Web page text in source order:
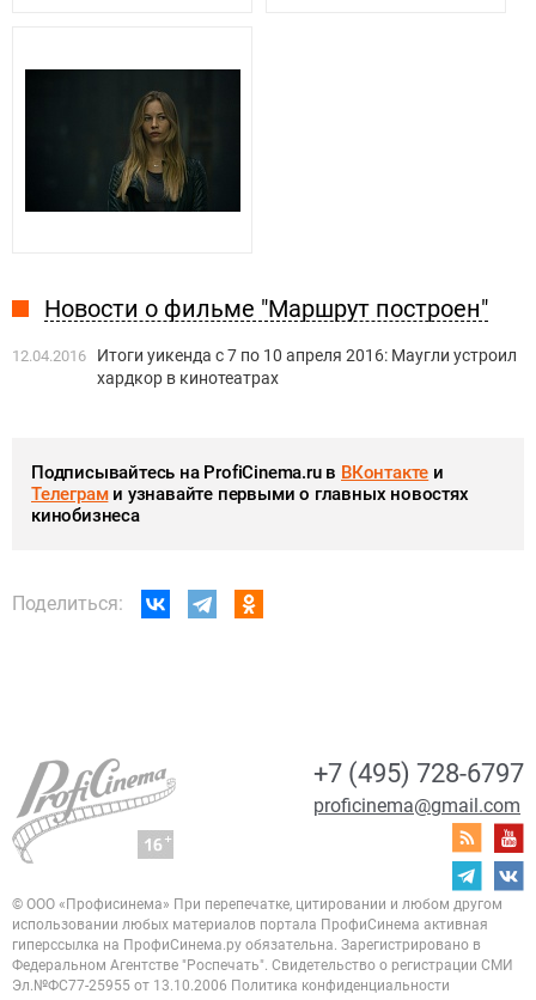
Новости о фильме "Маршрут построен"
12.04.2016
Итоги уикенда с 7 по 10 апреля 2016: Маугли устроил
хардкор в кинотеатрах
Подписывайтесь на ProfiCinema.ru в ВКонтакте и
Телеграми узнавайте первыми о главных новостях
кинобизнеса
Поделиться:
+7 (495) 728-6797
proficinema@gmail.com
© ООО «Профисинема» При перепечатке, цитировании и любом другом
использовании любых материалов портала ПрофиСинема активная
гиперссылка на ПрофиСинема.ру обязательна. Зарегистрировано в
Федеральном Агентстве "Роспечать". Свидетельство о регистрации СМИ
Эл.№ФС77-25955 от 13.10.2006 Политика конфиденциальности